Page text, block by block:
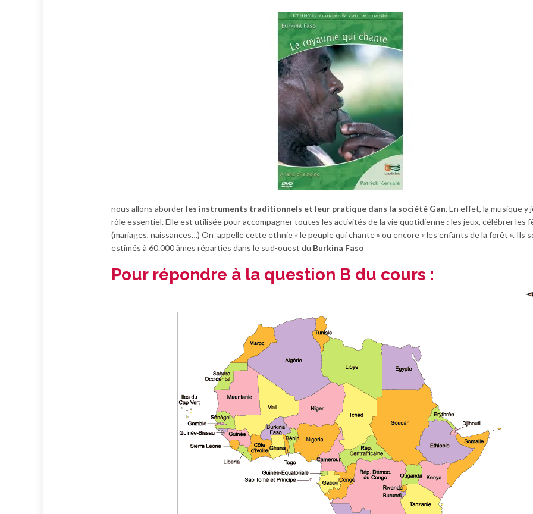
nous allons aborder les instruments traditionnels et leur pratique dans la société Gan. En effet, la musique y
rôle essentiel. Elle est utilisée pour accompagner toutes les activités de la vie quotidienne : les jeux, célébrer les
(mariages, naissances…) On appelle cette ethnie « le peuple qui chante » ou encore « les enfants de la forêt ». Ils
estimés à 60.000 âmes réparties dans le sud-ouest du Burkina Faso
Pour répondre à la question B du cours :